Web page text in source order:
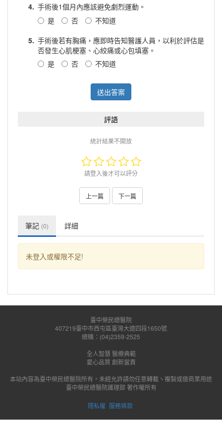
4. 手術後1個月內應該避免劇烈運動。
是
否
不知道
5. 手術後若有胸痛，應即時告知醫護人員，以利於評估是
否發生心肌梗塞、心絞痛或心包填塞。
是
否 不知道
送出答案
評語
統計結果不開放
請登入後才可以評分
上一篇 下一篇
筆記 (0) 詳細
未登入或權限不足!
臺中榮民總醫院
407219臺中市西屯區臺灣大道四段1650號
總機：(04)2359-2525
全人智慧 醫療典範
愛心品質 創新當責
本站內容為臺中榮民總醫院所有，未經允許請勿任意轉載ヽ複製或做商業用途
臺中榮民總醫院護理部 著作權所有
隱私權 服務條款